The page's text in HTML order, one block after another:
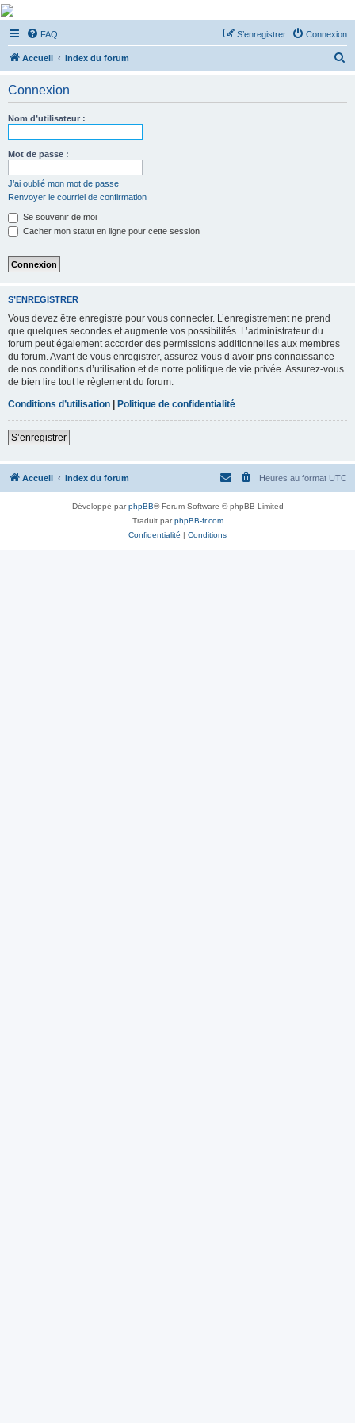
De Musicae Militari -
Forums
Forums de discussions
FAQ Connexion
S’enregistrer
Accueil Index du forum
Connexion
Nom d’utilisateur :
Mot de passe :
J’ai oublié mon mot de passe
Renvoyer le courriel de confirmation
Se souvenir de moi
Cacher mon statut en ligne pour cette session
S’ENREGISTRER
Vous devez être enregistré pour vous connecter. L’enregistrement ne prend
que quelques secondes et augmente vos possibilités. L’administrateur du
forum peut également accorder des permissions additionnelles aux membres
du forum. Avant de vous enregistrer, assurez-vous d’avoir pris connaissance
de nos conditions d’utilisation et de notre politique de vie privée. Assurez-vous
de bien lire tout le règlement du forum.
Conditions d’utilisation | Politique de confidentialité
S’enregistrer
Accueil Index du forum Heures au format UTC
Développé parphpBB® Forum Software © phpBB Limited
Traduit parphpBB-fr.com
Confidentialité | Conditions